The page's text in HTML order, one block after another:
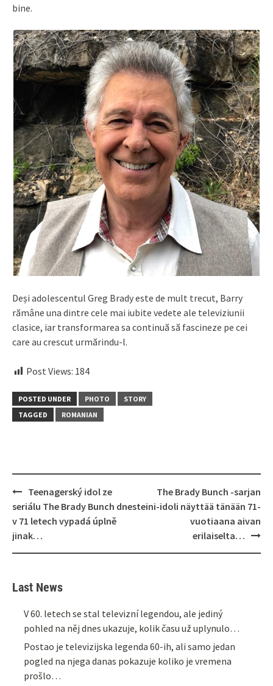
bine.
Deși adolescentul Greg Brady este de mult trecut, Barry
rămâne una dintre cele mai iubite vedete ale televiziunii
clasice, iar transformarea sa continuă să fascineze pe cei
care au crescut urmărindu-l.
Post Views: 184
POSTED UNDER PHOTO
STORY
TAGGED
ROMANIAN
Post
navigation
Teenagerský idol ze
seriálu The Brady Bunch dnes
v 71 letech vypadá úplně
jinak…
The Brady Bunch -sarjan
teini-idoli näyttää tänään 71-
vuotiaana aivan
erilaiselta…
Last News
V 60. letech se stal televizní legendou, ale jediný
pohled na něj dnes ukazuje, kolik času už uplynulo…
Postao je televizijska legenda 60-ih, ali samo jedan
pogled na njega danas pokazuje koliko je vremena
prošlo…